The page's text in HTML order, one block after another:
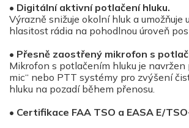
• Digitální aktivní potlačení hluku.
Výrazně snižuje okolní hluk a umožňuje
hlasitost rádia na pohodlnou úroveň
• Přesně zaostřený mikrofon s
Mikrofon s potlačením hluku je navržen
mic“ nebo PTT systémy pro zvýšení
hluku na pozadí během přenosu.
• Certifikace FAA TSO a EASA E/